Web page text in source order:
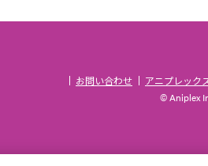
お問い合わせ アニプレック
© Aniplex